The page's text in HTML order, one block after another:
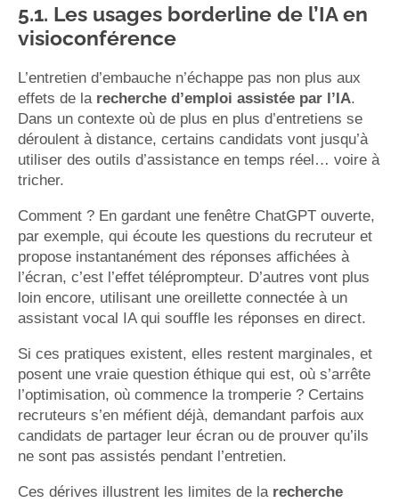
5.1. Les usages borderline de l’IA en
visioconférence
L’entretien d’embauche n’échappe pas non plus aux
effets de la recherche d’emploi assistée par l’IA.
Dans un contexte où de plus en plus d’entretiens se
déroulent à distance, certains candidats vont jusqu’à
utiliser des outils d’assistance en temps réel… voire à
tricher.
Comment ? En gardant une fenêtre ChatGPT ouverte,
par exemple, qui écoute les questions du recruteur et
propose instantanément des réponses affichées à
l’écran, c’est l’effet téléprompteur. D’autres vont plus
loin encore, utilisant une oreillette connectée à un
assistant vocal IA qui souffle les réponses en direct.
Si ces pratiques existent, elles restent marginales, et
posent une vraie question éthique qui est, où s’arrête
l’optimisation, où commence la tromperie ? Certains
recruteurs s’en méfient déjà, demandant parfois aux
candidats de partager leur écran ou de prouver qu’ils
ne sont pas assistés pendant l’entretien.
Ces dérives illustrent les limites de la recherche